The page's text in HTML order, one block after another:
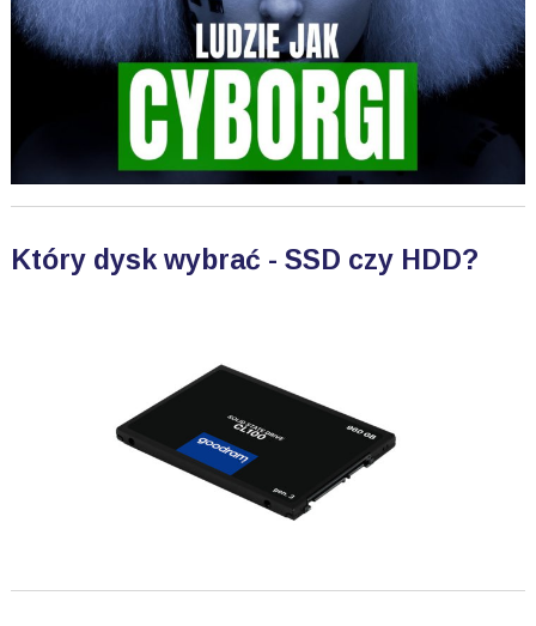
Który dysk wybrać - SSD czy HDD?